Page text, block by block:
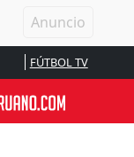
FÚTBOL TV